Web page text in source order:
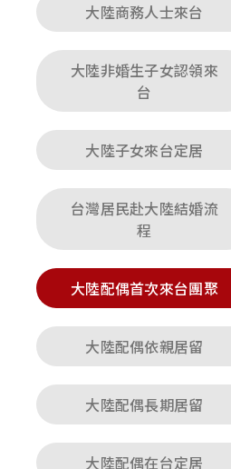
大陸商務人士來台
大陸非婚生子女認領來
台
大陸子女來台定居
台灣居民赴大陸結婚流
程
大陸配偶首次來台團聚
大陸配偶依親居留
大陸配偶長期居留
大陸配偶在台定居